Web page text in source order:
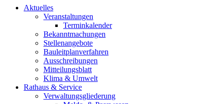
Aktuelles
Veranstaltungen
Terminkalender
Bekanntmachungen
Stellenangebote
Bauleitplanverfahren
Ausschreibungen
Mitteilungsblatt
Klima & Umwelt
Rathaus & Service
Verwaltungsgliederung